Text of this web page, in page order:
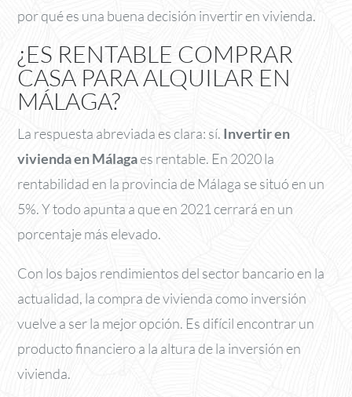
por qué es una buena decisión invertir en vivienda.
¿ES RENTABLE COMPRAR
CASA PARA ALQUILAR EN
MÁLAGA?
La respuesta abreviada es clara: sí. Invertir en
vivienda en Málagaes rentable. En 2020 la
rentabilidad en la provincia de Málaga se situó en un
5%. Y todo apunta a que en 2021 cerrará en un
porcentaje más elevado.
Con los bajos rendimientos del sector bancario en la
actualidad, la compra de vivienda como inversión
vuelve a ser la mejor opción. Es difícil encontrar un
producto financiero a la altura de la inversión en
vivienda.